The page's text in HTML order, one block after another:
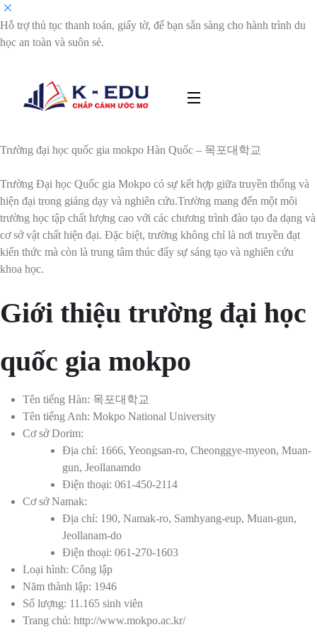
Hỗ trợ thủ tục thanh toán, giấy tờ, để bạn sẵn sàng cho hành trình du
học an toàn và suôn sẻ.
Trường đại học quốc gia mokpo Hàn Quốc – 목포대학교
Trường Đại học Quốc gia Mokpo có sự kết hợp giữa truyền thống và
hiện đại trong giảng dạy và nghiên cứu.Trường mang đến một môi
trường học tập chất lượng cao với các chương trình đào tạo đa dạng và
cơ sở vật chất hiện đại. Đặc biệt, trường không chỉ là nơi truyền đạt
kiến thức mà còn là trung tâm thúc đẩy sự sáng tạo và nghiên cứu
khoa học.
Giới thiệu trường đại học
quốc gia mokpo
Tên tiếng Hàn: 목포대학교
Tên tiếng Anh: Mokpo National University
Cơ sở Dorim:
Địa chỉ: 1666, Yeongsan-ro, Cheonggye-myeon, Muan-
gun, Jeollanamdo
Điện thoại: 061-450-2114
Cơ sở Namak:
Địa chỉ: 190, Namak-ro, Samhyang-eup, Muan-gun,
Jeollanam-do
Điện thoại: 061-270-1603
Loại hình: Công lập
Năm thành lập: 1946
Số lượng: 11.165 sinh viên
Trang chủ: http://www.mokpo.ac.kr/